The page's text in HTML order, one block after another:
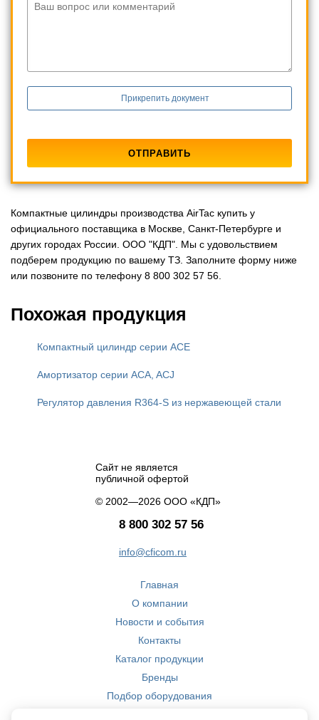
Ваш вопрос или комментарий
Прикрепить документ
Компактные цилиндры производства AirTac купить у
официального поставщика в Москве, Санкт-Петербурге и
других городах России. ООО "КДП". Мы с удовольствием
подберем продукцию по вашему ТЗ. Заполните форму ниже
или позвоните по телефону 8 800 302 57 56.
Похожая продукция
Компактный цилиндр серии ACE
Амортизатор серии ACA, ACJ
Регулятор давления R364-S из нержавеющей стали
Сайт не является
публичной офертой
© 2002—2026 ООО «КДП»
8 800 302 57 56
info@cficom.ru
Главная
О компании
Новости и события
Контакты
Каталог продукции
Бренды
Подбор оборудования